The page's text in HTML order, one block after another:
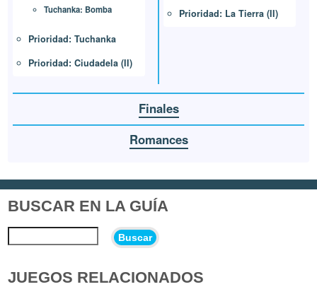
Tuchanka: Bomba
Prioridad: Tuchanka
Prioridad: Ciudadela (II)
Prioridad: La Tierra (II)
Finales
Romances
BUSCAR EN LA GUÍA
Buscar
JUEGOS RELACIONADOS